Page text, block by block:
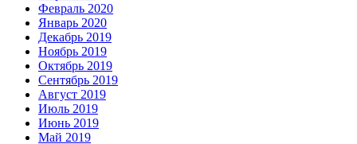
Февраль 2020
Январь 2020
Декабрь 2019
Ноябрь 2019
Октябрь 2019
Сентябрь 2019
Август 2019
Июль 2019
Июнь 2019
Май 2019